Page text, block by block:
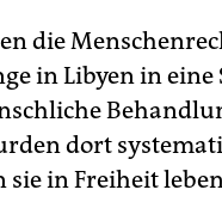
die
in Libyen in
dort
sie in Freiheit